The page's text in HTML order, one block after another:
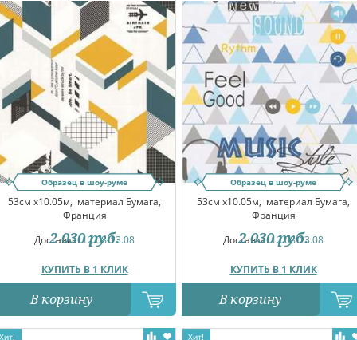
Образец в шоу-руме
53см x10.05м, материал Бумага,
Франция
Доставка:12.08-13.08
КУПИТЬ В 1 КЛИК
2 030 руб.
В корзину
Образец в шоу-руме
53см x10.05м, материал Бумага,
Франция
Доставка:12.08-13.08
КУПИТЬ В 1 КЛИК
2 030 руб.
В корзину